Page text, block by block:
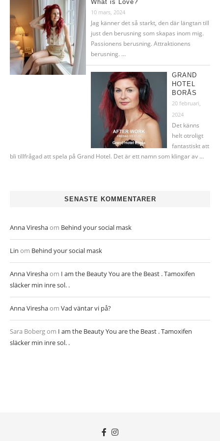
What is Love?
10 mars, 2024
Jag känner det så starkt, den där längtan till
just den berusning som skapas inom mig.
Passionens berusning. Attraktionens
berusning. …
GRAND
HOTEL
BORÅS
20 februari,
2024
Det känns
helt otroligt
fantastiskt att
bli tillfrågad att spela på Grand Hotel. Det är ett namn som klingar av …
SENASTE KOMMENTARER
Anna Vireshaom Behind your social mask
Lin om Behind your social mask
Anna Vireshaom I am the Beauty You are the Beast . Tamoxifen
släcker min inre sol. .
Anna Vireshaom Vad väntar vi på?
Sara Bobergom I am the Beauty You are the Beast . Tamoxifen
släcker min inre sol. .